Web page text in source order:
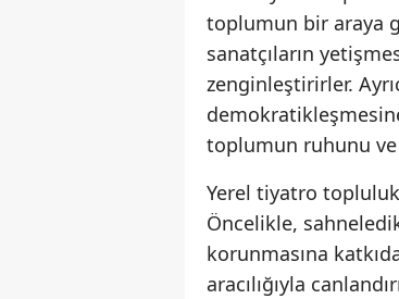
toplumun bir araya
sanatçıların
zenginleştirirler.
toplumun ruhunu
Yerel tiyatro
Öncelikle,
korunmasına
aracılığıyla